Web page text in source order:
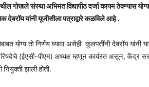
गोखले संस्था अभिमत विद्यापीठ दर्जा कायम ठेवण्यास
देबरॉय यांनी यूजीसीला पत्राद्वारे कळविले आहे .
योग्य तो निर्णय घ्यावा असेही कुलपतींनी देबरॉय
(ईएसी-पीएम) अध्यक्ष म्हणून कार्यरत असून, केंद्र
झाली होती.